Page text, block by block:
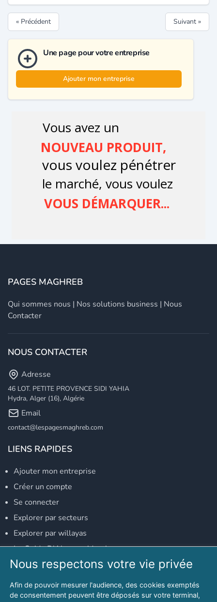
« Précédent Suivant »
Une page pour votre entreprise
Ajouter mon entreprise
PAGES MAGHREB
Qui sommes nous | Nos solutions business | Nous
Contacter
NOUS CONTACTER
Adresse
46 LOT. PETITE PROVENCE SIDI YAHIA
Hydra, Alger (16), Algérie
Email
contact@lespagesmaghreb.com
LIENS RAPIDES
Ajouter mon entreprise
Créer un compte
Se connecter
Explorer par secteurs
Explorer par willayas
Le Guide D'Alger, guide-alger.com
NOS RÉSEAUX SOCIAUX
Notre page Facebook
Nous respectons votre vie privée
Afin de pouvoir mesurer l'audience, des cookies exemptés
de consentement peuvent être déposés sur votre terminal,